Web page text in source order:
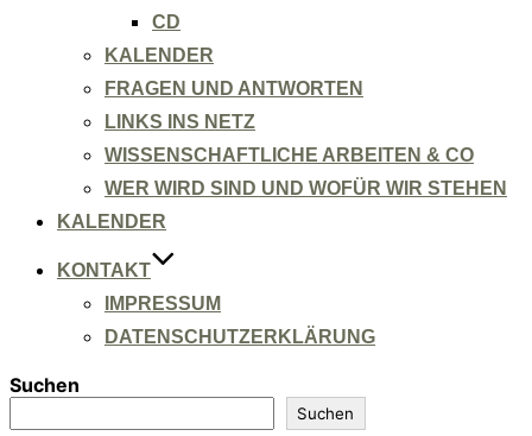
CD
KALENDER
FRAGEN UND ANTWORTEN
LINKS INS NETZ
WISSENSCHAFTLICHE ARBEITEN & CO
WER WIRD SIND UND WOFÜR WIR STEHEN
KALENDER
KONTAKT
IMPRESSUM
DATENSCHUTZERKLÄRUNG
Suchen
Suchen